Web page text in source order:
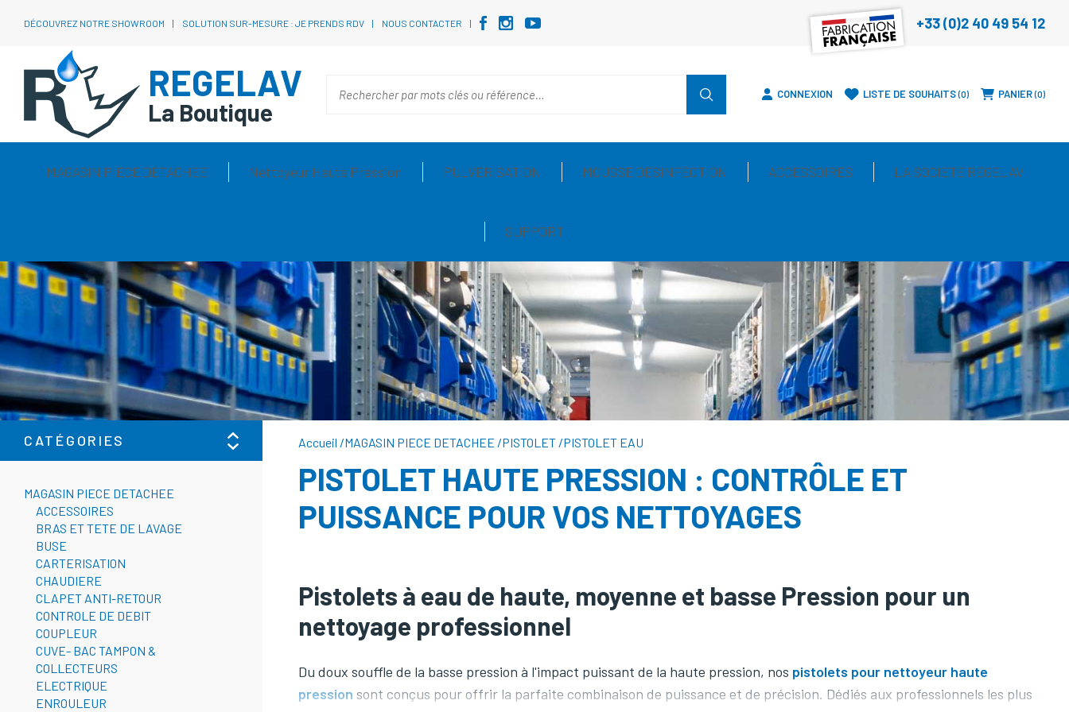
DÉCOUVREZ NOTRE SHOWROOM SOLUTION SUR-MESURE : JE PRENDS RDV NOUS CONTACTER +33 (0)2 40 49 54 12
REGELAV
La Boutique
CONNEXION LISTE DE SOUHAITS 0 PANIER 0
MAGASIN PIECE DETACHEE Nettoyeur Haute Pression PULVERISATION MOUSSE DESINFECTION ACCESSOIRES LA SOCIETE REGELAV
SUPPORT
Accueil /MAGASIN PIECE DETACHEE /PISTOLET /PISTOLET EAU
CATÉGORIES
MAGASIN PIECE DETACHEE
ACCESSOIRES
BRAS ET TETE DE LAVAGE
BUSE
CARTERISATION
CHAUDIERE
CLAPET ANTI-RETOUR
CONTROLE DE DEBIT
COUPLEUR
CUVE- BAC TAMPON &
COLLECTEURS
ELECTRIQUE
ENROULEUR
PISTOLET HAUTE PRESSION : CONTRÔLE ET
PUISSANCE POUR VOS NETTOYAGES
Pistolets à eau de haute, moyenne et basse Pression pour un
nettoyage professionnel
Du doux souffle de la basse pression à l'impact puissant de la haute pression, nos pistolets pour nettoyeur haute
pression sont conçus pour offrir la parfaite combinaison de puissance et de précision. Dédiés aux professionnels les plus